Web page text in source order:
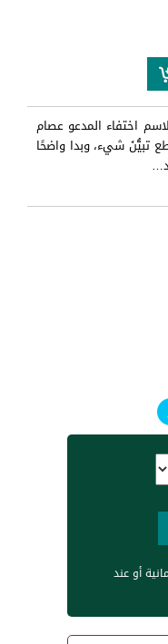
اختفاء المدعو عصام
تبيُّنَ شيء، وبدا واضحًا
…
أو عند